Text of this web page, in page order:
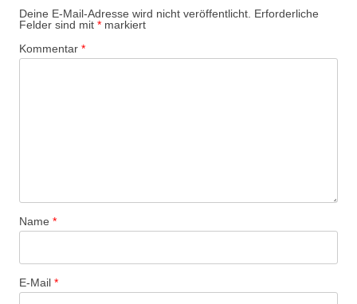
-
N
a
n
Deine E-Mail-Adresse wird nicht veröffentlicht. Erforderliche
Felder sind mit * markiert
Kommentar *
Name *
E-Mail *